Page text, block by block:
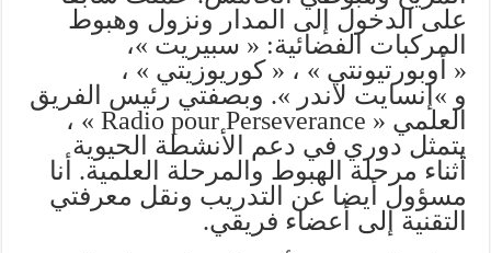
على الدخول إلى المدار ونزول وهبوط
المركبات الفضائية: « سبيريت »،
« أوبورتيونتي » ، « كوريوزيتي » ،
و »إنسايت لاندر ». وبصفتي رئيس الفريق
العلمي « Radio pour Perseverance » ،
يتمثل دوري في دعم الأنشطة الحيوية
أثناء مرحلة الهبوط والمرحلة العلمية. أنا
مسؤول أيضا عن التدريب ونقل معرفتي
التقنية إلى أعضاء فريقي.